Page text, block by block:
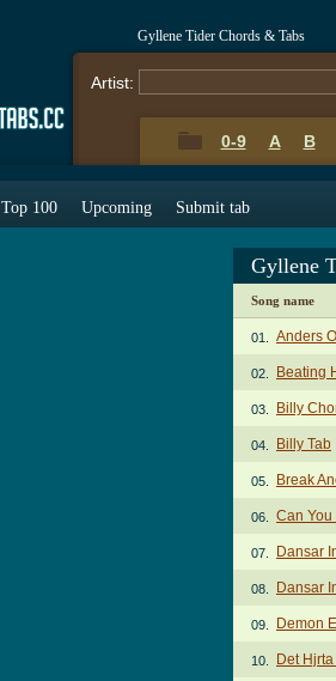
Gyllene Tider Chords & Tabs
Artist:
0-9 A B
Top 100 Upcoming Submit tab
Gyllene
Song name
01. Anders
02. Beating
03. Billy
04. Billy Tab
05. Break
06. Can You
07. Dansar
08. Dansar
09. Demon
10. Det